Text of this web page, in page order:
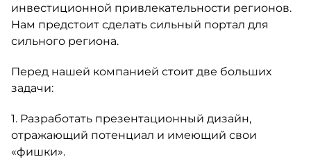
инвестиционной привлекательности регионов.
Нам предстоит сделать сильный портал для
сильного региона.
Перед нашей компанией стоит две больших
задачи:
1. Разработать презентационный дизайн,
отражающий потенциал и имеющий свои
«фишки».